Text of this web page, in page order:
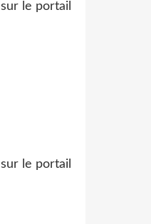
sur le portail
sur le portail